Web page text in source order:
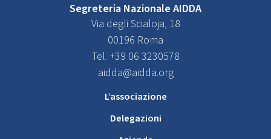
Segreteria Nazionale AIDDA
Via degli Scialoja, 18
00196 Roma
Tel. +39 06 3230578
aidda@aidda.org
L’associazione
Delegazioni